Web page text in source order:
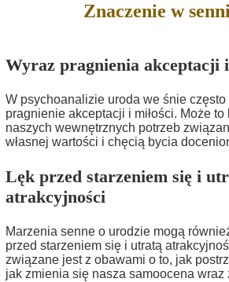
Znaczenie w
Wyraz pragnienia akceptacji i
W psychoanalizie uroda we śnie
pragnienie akceptacji i miłości. Może
naszych wewnętrznych potrzeb
własnej wartości i chęcią bycia
Lęk przed starzeniem się i
atrakcyjności
Marzenia senne o urodzie mogą
przed starzeniem się i utratą
związane jest z obawami o to, jak
jak zmienia się nasza samoocena wraz